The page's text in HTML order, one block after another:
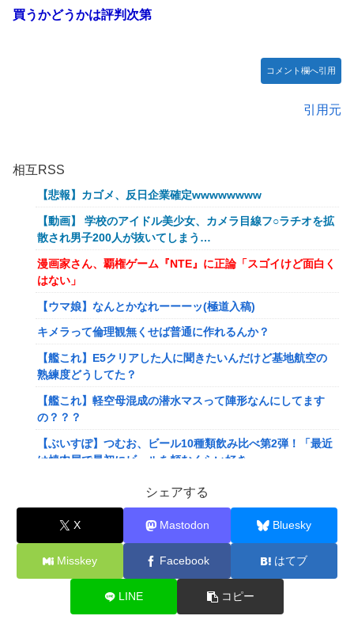
買うかどうかは評判次第
コメント欄へ引用
引用元
相互RSS
【悲報】カゴメ、反日企業確定wwwwwwww
【動画】 学校のアイドル美少女、カメラ目線フ○ラチオを拡
散され男子200人が抜いてしまう…
漫画家さん、覇権ゲーム『NTE』に正論「スゴイけど面白く
はない」
【ウマ娘】なんとかなれーーーッ(極道入稿)
キメラって倫理観無くせば普通に作れるんか？
【艦これ】E5クリアした人に聞きたいんだけど基地航空の
熟練度どうしてた？
【艦これ】軽空母混成の潜水マスって陣形なんにしてます
の？？？
【ぶいすぽ】つむお、ビール10種類飲み比べ第2弾！「最近
は焼肉屋で最初にビールを頼むくらい好き」
【にじさんじ】Twitterはもうないよ
【ホロライブ】これはこれでちょっと裏来いよに見える
トミームと化すｗｗｗｗ
【悲報】Mrs. GREEN APPLE、マジで逝くwwwwww
【画像】旅人女子「夜景を撮りたかっただけなのに、故郷の
シェアする
X Mastodon Bluesky
Misskey Facebook はてブ
LINE コピー